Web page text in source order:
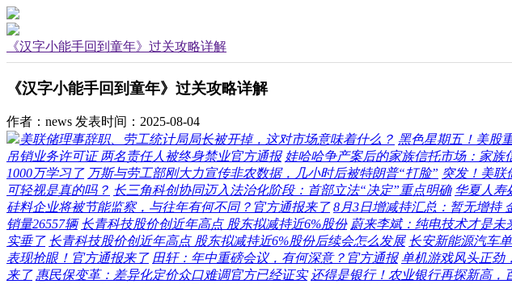
《汉字小能手回到童年》过关攻略详解
《汉字小能手回到童年》过关攻略详解
作者：news 发表时间：2025-08-04
美联储理事辞职、劳工统计局局长被开掉，这对市场意味着什么？ 黑色星期五！美股
吊销业务许可证 两名责任人被终身禁业官方通报 娃哈哈争产案后的家族信托市场：家族
1000万学习了 万斯与劳工部刚大力宣传非农数据，几小时后被特朗普“打脸” 突发！美联
可轻视是真的吗？ 长三角科创协同迈入法治化阶段：首部立法“决定”重点明确 华夏人寿
硅料企业将被节能监察，与往年有何不同？官方通报来了 8月3日增减持汇总：暂无增持
销量26557辆 长青科技股价创近年高点 股东拟减持近6%股份 蔚来李斌：纯电技术才是未
实垂了 长青科技股价创近年高点 股东拟减持近6%股份后续会怎么发展 长安新能源汽车
表现抢眼！官方通报来了 田轩：年中重磅会议，有何深意？官方通报 单机游戏风头正劲
来了 惠民保变革：差异化定价众口难调官方已经证实 还得是银行！农业银行再探新高，